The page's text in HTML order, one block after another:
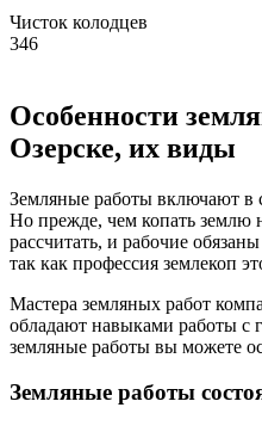
Чисток колодцев
346
Особенности
Озерске, их виды
Земляные работы включают в
Но прежде, чем копать землю
рассчитать, и рабочие
так как профессия землекоп
Мастера земляных работ
обладают навыками работы с
земляные работы вы можете
Земляные работы